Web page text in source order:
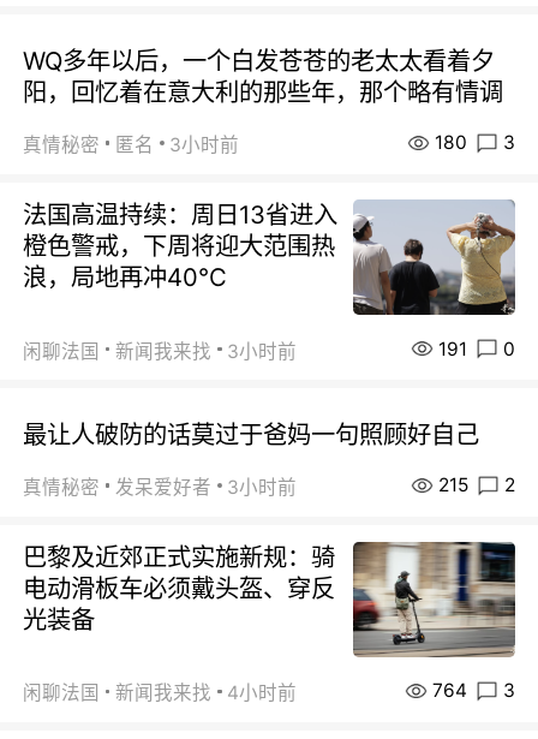
WQ多年以后，一个白发苍苍的老太太看着夕
阳，回忆着在意大利的那些年，那个略有情调
真情秘密 匿名 3小时前 180 3
法国高温持续：周日13省进入
橙色警戒，下周将迎大范围热
浪，局地再冲40℃
闲聊法国 新闻我来找 3小时前 191 0
最让人破防的话莫过于爸妈一句照顾好自己
真情秘密 发呆爱好者 3小时前 215 2
巴黎及近郊正式实施新规：骑
电动滑板车必须戴头盔、穿反
光装备
闲聊法国 新闻我来找 4小时前 764 3